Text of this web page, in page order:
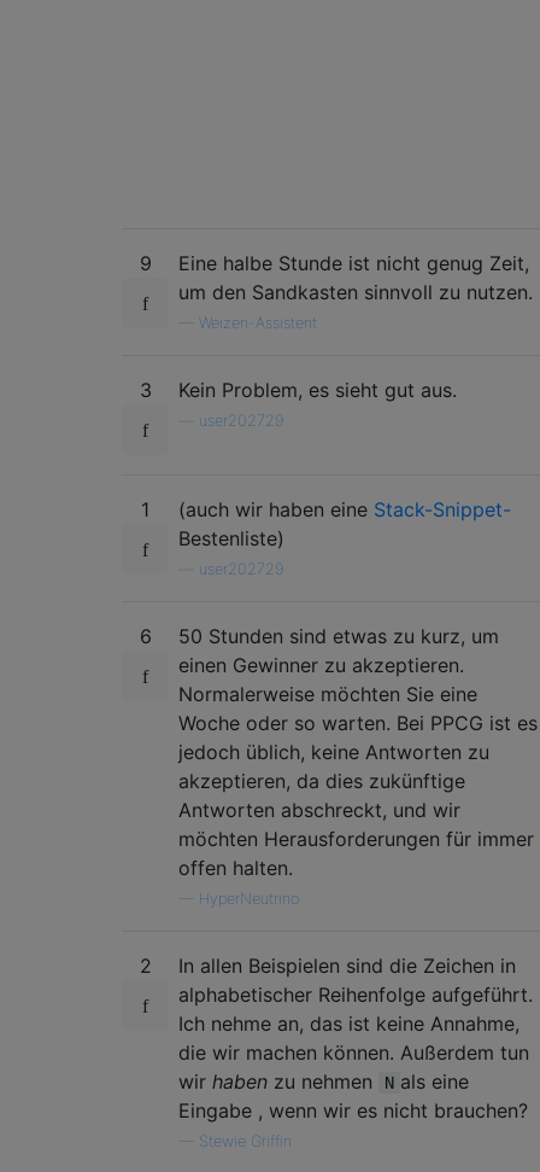
9
Eine halbe Stunde ist nicht genug Zeit,
um den Sandkasten sinnvoll zu nutzen.
Weizen-Assistent
3 Kein Problem, es sieht gut aus.
user202729
1 (auch wir haben eine Stack-Snippet-
Bestenliste)
user202729
6
50 Stunden sind etwas zu kurz, um
einen Gewinner zu akzeptieren.
Normalerweise möchten Sie eine
Woche oder so warten. Bei PPCG ist es
jedoch üblich, keine Antworten zu
akzeptieren, da dies zukünftige
Antworten abschreckt, und wir
möchten Herausforderungen für immer
offen halten.
HyperNeutrino
2
In allen Beispielen sind die Zeichen in
alphabetischer Reihenfolge aufgeführt.
Ich nehme an, das ist keine Annahme,
die wir machen können. Außerdem tun
wir haben zu nehmen N als eine
Eingabe , wenn wir es nicht brauchen?
Stewie Griffin